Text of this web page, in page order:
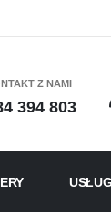
Z NAMI
394 803